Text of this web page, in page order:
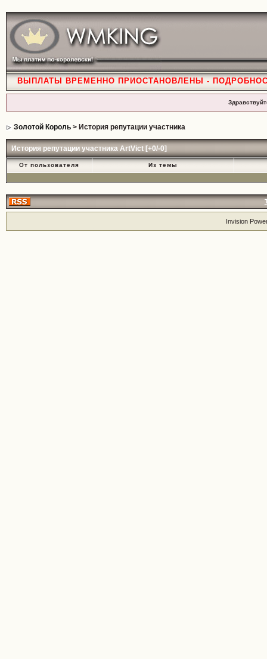
ВЫПЛАТЫ ВРЕМЕННО ПРИОСТАНОВЛЕНЫ -
Золотой Король> История репутации участника
История репутации участника ArtVict [+0/-0]
От пользователя Из темы
Invision